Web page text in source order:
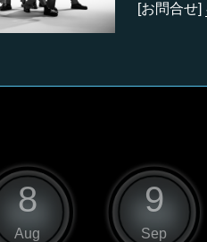
[お問合せ]
8
Aug
9
Sep